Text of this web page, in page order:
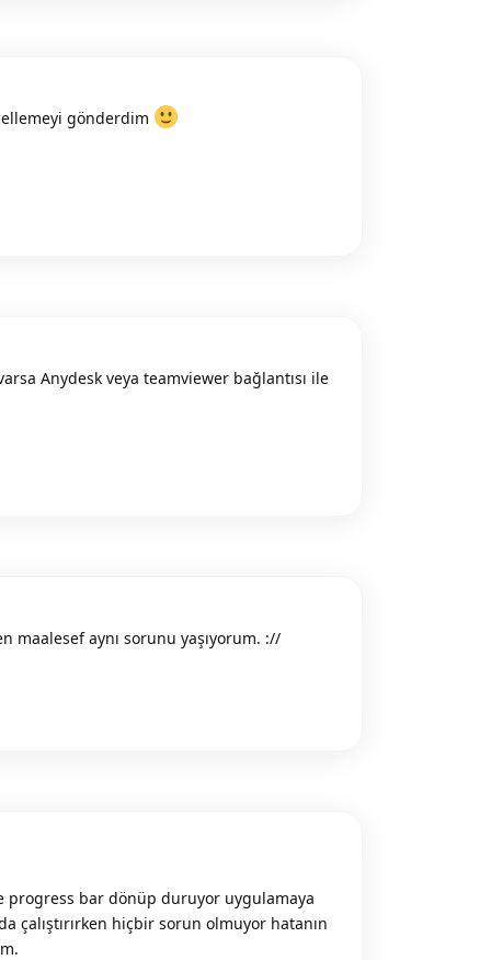
gönderdim
Anydesk veya teamviewer bağlantısı ile
maalesef aynı sorunu yaşıyorum. ://
progress bar dönüp duruyor uygulamaya
çalıştırırken hiçbir sorun olmuyor hatanın